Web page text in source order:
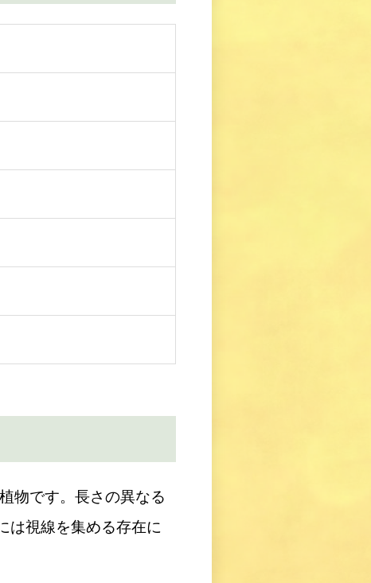
物です。長さの異なる
は視線を集める存在に